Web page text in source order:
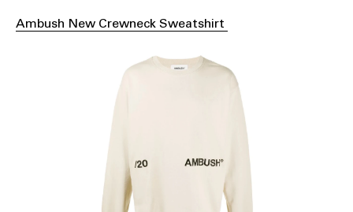
Ambush New Crewneck Sweatshirt